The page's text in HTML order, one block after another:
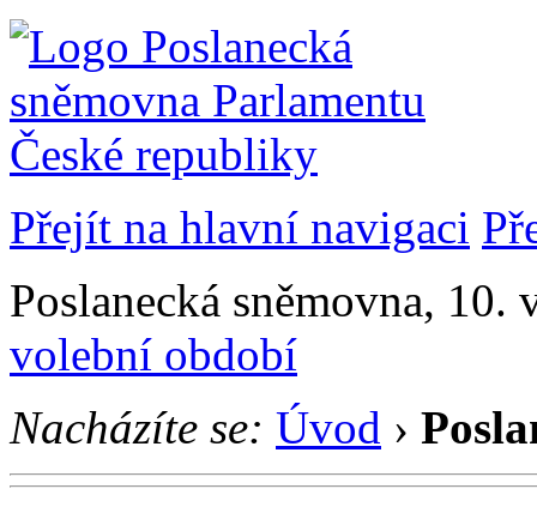
Přejít na hlavní navigaci
Poslanecká sněmovna,
volební období
Nacházíte se: Úvod ›